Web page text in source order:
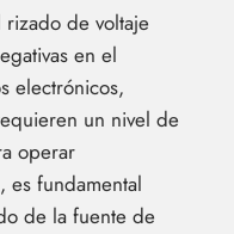
rizado de voltaje
en el
electrónicos,
un nivel de
operar
es fundamental
de la fuente de